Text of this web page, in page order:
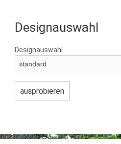
Designauswahl
Designauswahl